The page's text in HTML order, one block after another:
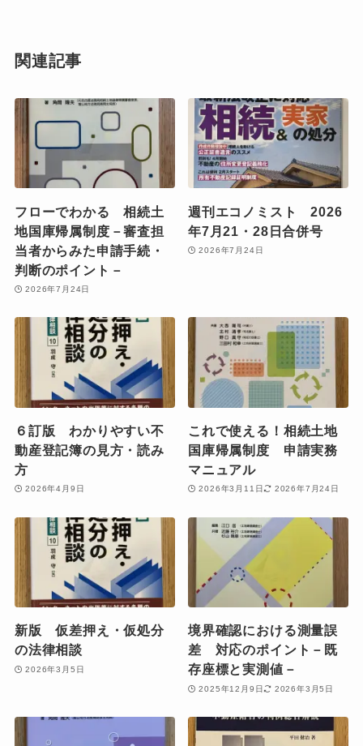
関連記事
フローでわかる 相続土
地国庫帰属制度－審査担
当者からみた申請手続・
判断のポイント－
2026年7月24日
週刊エコノミスト 2026
年7月21・28日合併号
2026年7月24日
６訂版 わかりやすい不
動産登記簿の見方・読み
方
2026年4月9日
これで使える！相続土地
国庫帰属制度 申請実務
マニュアル
2026年3月11日 2026年7月24日
新版 仮差押え・仮処分
の法律相談
2026年3月5日
境界確認における測量誤
差 対応のポイント－既
存座標と実測値－
2025年12月9日 2026年3月5日